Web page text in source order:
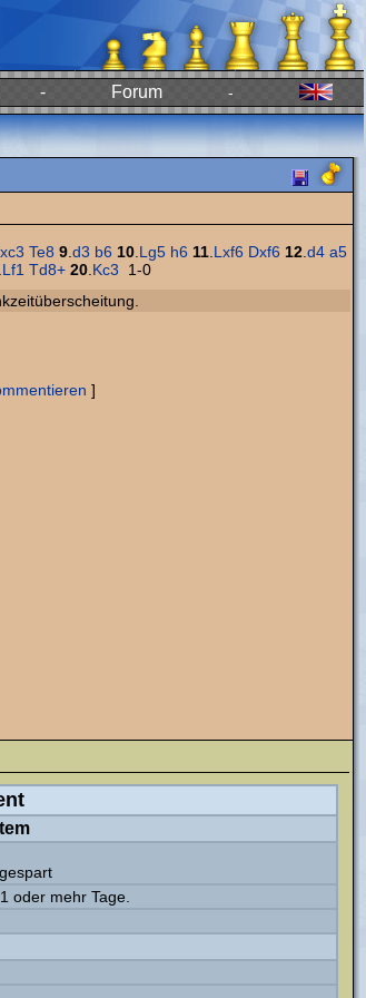
- Forum -
Te8 9 d3 b6 10 Lg5 h6 11 Lxf6 Dxf6 12 d4 a5
Lf1 Td8+ 20 Kc3 1-0
]
oder mehr Tage.